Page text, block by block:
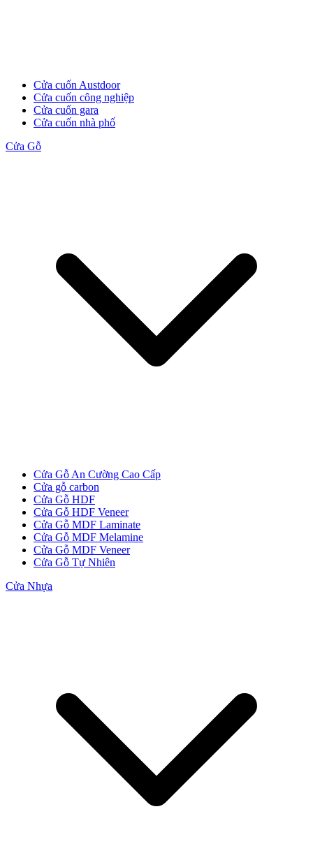
Cửa gỗ An Cường
Cửa gỗ Carbon
CỬA NHỰA
Cửa Nhựa Gỗ Composite
Cửa cuốn Austdoor
Cửa cuốn công nghiệp
Cửa cuốn gara
Cửa cuốn nhà phố
Cửa Gỗ
Cửa Gỗ An Cường Cao Cấp
Cửa gỗ carbon
Cửa Gỗ HDF
Cửa Gỗ HDF Veneer
Cửa Gỗ MDF Laminate
Cửa Gỗ MDF Melamine
Cửa Gỗ MDF Veneer
Cửa Gỗ Tự Nhiên
Cửa Nhựa